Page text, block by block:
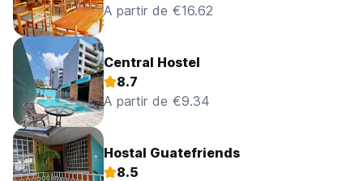
A partir de €16.62
Central Hostel
8.7
A partir de €9.34
Hostal Guatefriends
8.5